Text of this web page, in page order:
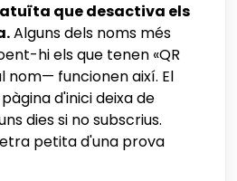
que desactiva els
Alguns dels noms més
hi els que tenen «QR
nom— funcionen així. El
d'inici deixa de
dies si no subscrius.
petita d'una prova